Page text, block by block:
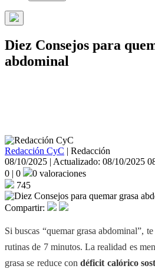
Diez Consejos para
abdominal
Redacción CyC | Redacción
08/10/2025 | Actualizado: 08/10/2025
0 | 0
0 valoraciones
745
Compartir:
Si buscas “quemar grasa abdominal”,
rutinas de 7 minutos. La realidad es
grasa se reduce condéficit calórico